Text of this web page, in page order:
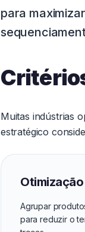
para
Muitas indústrias
estratégico
Agrupar
para reduzir o